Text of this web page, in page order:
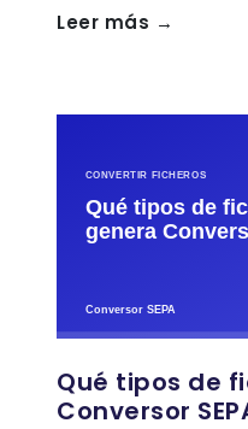
Leer más →
Qué tipos de
Conversor